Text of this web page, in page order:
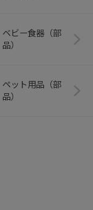
ベビー食器（部
品）
ペット用品（部
品）